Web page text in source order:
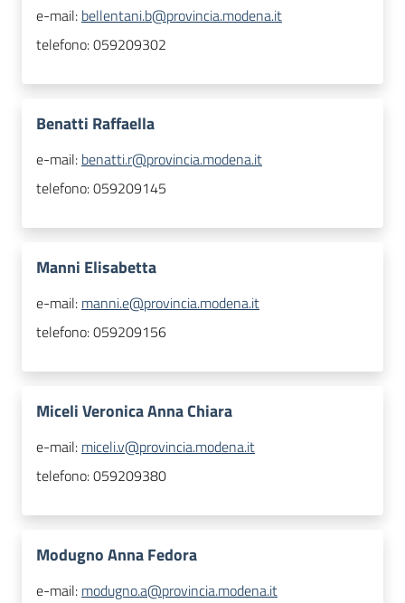
e-mail: bellentani.b@provincia.modena.it
telefono:059209302
Benatti Raffaella
e-mail: benatti.r@provincia.modena.it
telefono:059209145
Manni Elisabetta
e-mail: manni.e@provincia.modena.it
telefono:059209156
Miceli Veronica Anna Chiara
e-mail: miceli.v@provincia.modena.it
telefono:059209380
Modugno Anna Fedora
e-mail: modugno.a@provincia.modena.it